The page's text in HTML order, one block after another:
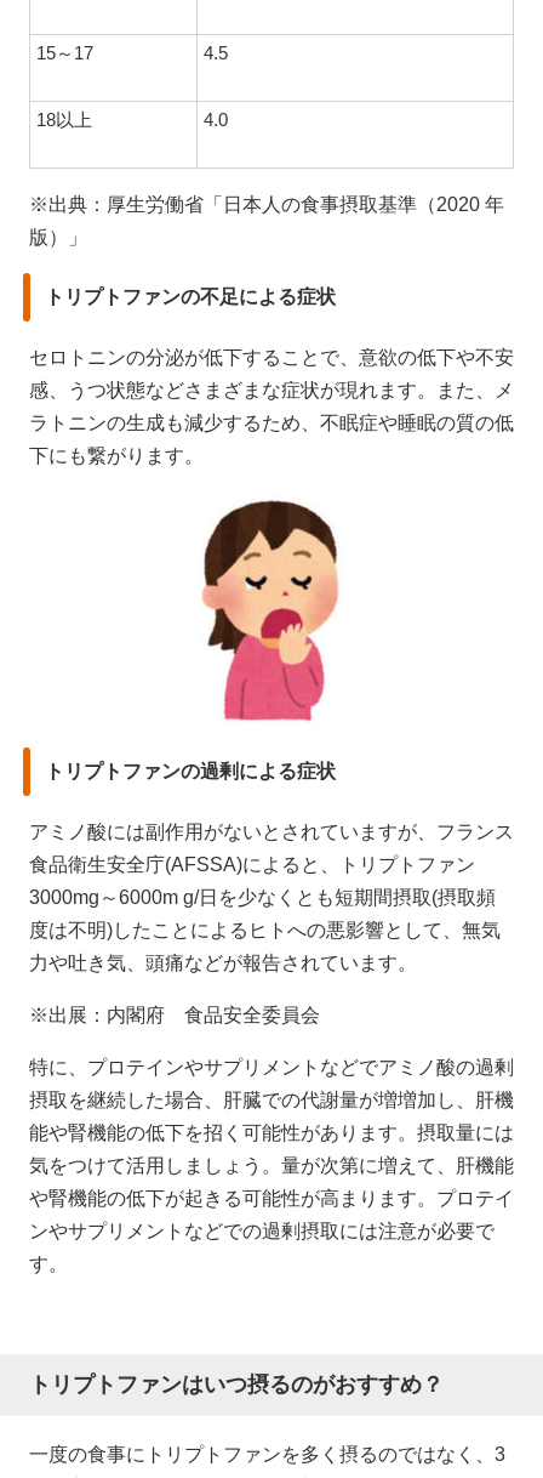
15～17 4.5
18以上 4.0
※出典：厚生労働省「日本人の食事摂取基準（2020 年
版）」
トリプトファンの不足による症状
セロトニンの分泌が低下することで、意欲の低下や不安
感、うつ状態などさまざまな症状が現れます。また、メ
ラトニンの生成も減少するため、不眠症や睡眠の質の低
下にも繋がります。
トリプトファンの過剰による症状
アミノ酸には副作用がないとされていますが、フランス
食品衛生安全庁(AFSSA)によると、トリプトファン
3000mg～6000m g/日を少なくとも短期間摂取(摂取頻
度は不明)したことによるヒトへの悪影響として、無気
力や吐き気、頭痛などが報告されています。
※出展：内閣府 食品安全委員会
特に、プロテインやサプリメントなどでアミノ酸の過剰
摂取を継続した場合、肝臓での代謝量が増増加し、肝機
能や腎機能の低下を招く可能性があります。摂取量には
気をつけて活用しましょう。量が次第に増えて、肝機能
や腎機能の低下が起きる可能性が高まります。プロテイ
ンやサプリメントなどでの過剰摂取には注意が必要で
す。
トリプトファンはいつ摂るのがおすすめ？
一度の食事にトリプトファンを多く摂るのではなく、3